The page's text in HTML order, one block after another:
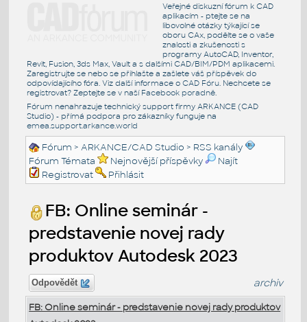
Veřejné diskuzní fórum k CAD
aplikacím - ptejte se na
libovolné otázky týkající se
oboru CAx, podělte se o vaše
znalosti a zkušenosti s
programy AutoCAD, Inventor,
Revit, Fusion, 3ds Max, Vault a s dalšími CAD/BIM/PDM aplikacemi.
Zaregistrujte se nebo se přihlašte a zašlete váš příspěvek do
odpovídajícího fóra. Viz další informace o CAD Fóru. Nechcete se
registrovat? Zeptejte se v naší Facebook poradně.
Fórum nenahrazuje technický support firmy ARKANCE (CAD
Studio) - přímá podpora pro zákazníky funguje na
emea.support.arkance.world
Fórum >ARKANCE/CAD Studio > RSS kanály
Fórum Témata
Nejnovější příspěvky
Najít
Registrovat
Přihlásit
FB: Online seminár -
predstavenie novej rady
produktov Autodesk 2023
Odpovědět archiv
FB: Online seminár - predstavenie novej rady produktov